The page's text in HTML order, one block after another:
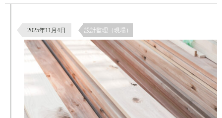
2025年11月4日 設計監理（現場）